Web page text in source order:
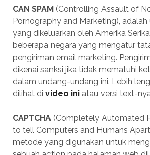
CAN SPAM(Controlling Assault of
Pornography and Marketing),
yang dikeluarkan oleh Amerika
beberapa negara yang mengatur
pengiriman email marketing.
dikenai sanksi jika tidak mematuhi
dalam undang-undang ini. Lebih
dilihat di video iniatau versi text-
CAPTCHA(Completely Automated
to tell Computers and Humans
metode yang digunakan untuk